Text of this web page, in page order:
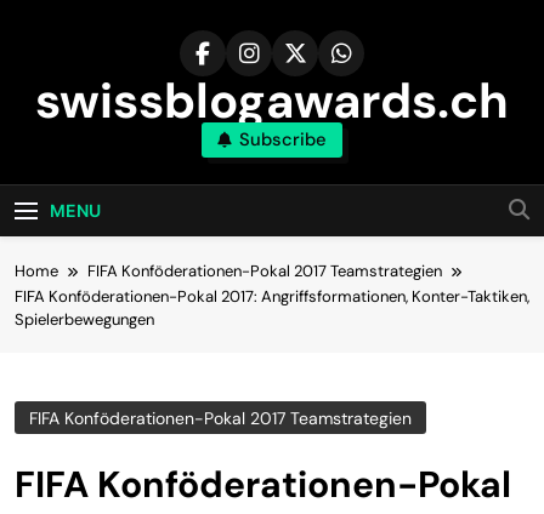
swissblogawards.ch
Subscribe
MENU
Home
FIFA Konföderationen-Pokal 2017 Teamstrategien
FIFA Konföderationen-Pokal 2017: Angriffsformationen, Konter-Taktiken,
Spielerbewegungen
FIFA Konföderationen-Pokal 2017 Teamstrategien
FIFA Konföderationen-Pokal